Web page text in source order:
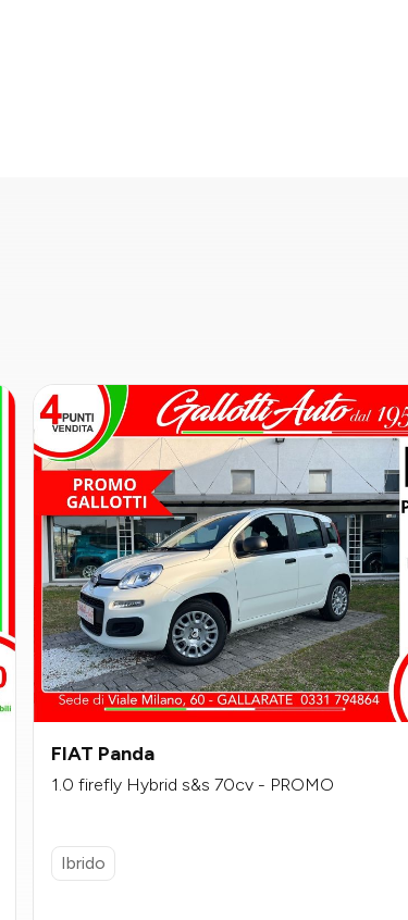
FIAT Panda
1.0 firefly Hybrid s&s 70cv - PROMO
Ibrido